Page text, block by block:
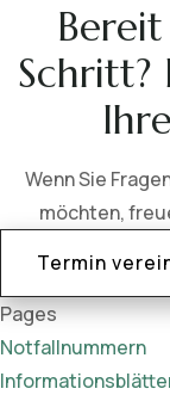
Schritt?
Wenn Sie
möchten,
Termin
Pages
Notfallnummern